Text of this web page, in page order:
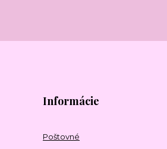
Informácie
Poštovné